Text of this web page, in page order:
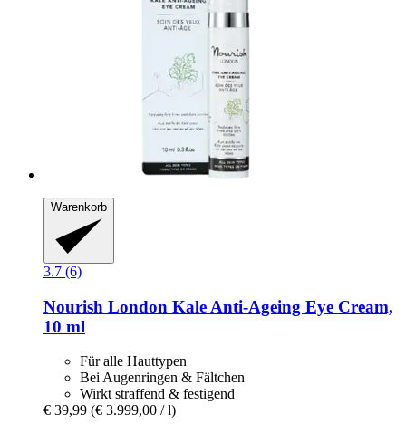
Warenkorb
3.7 (6)
Nourish London Kale Anti-​Ageing Eye Cream,
10 ml
Für alle Hauttypen
Bei Augenringen & Fältchen
Wirkt straffend & festigend
€ 39,99 (€ 3.999,00 / l)